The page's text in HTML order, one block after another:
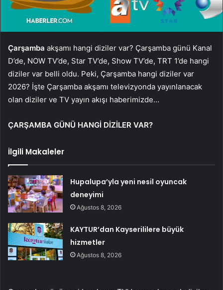
Çarşamba akşamı hangi diziler var? Çarşamba günü Kanal
D’de, NOW TV’de, Star TV’de, Show TV’de, TRT 1’de hangi
diziler var belli oldu. Peki, Çarşamba hangi diziler var
2026? İşte Çarşamba akşamı televizyonda yayınlanacak
olan diziler ve TV yayın akışı haberimizde…
ÇARŞAMBA GÜNÜ HANGİ DİZİLER VAR?
İlgili Makaleler
Hupalupa’yla yeni nesil oyuncak
deneyimi
Ağustos 8, 2026
KAYTUR’dan Kayserililere büyük
hizmetler
Ağustos 8, 2026